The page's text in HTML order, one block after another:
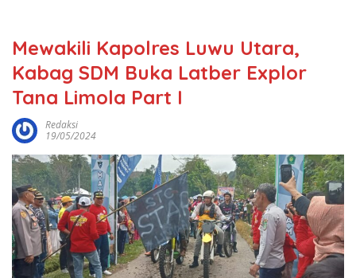
Mewakili Kapolres Luwu Utara,
Kabag SDM Buka Latber Explor
Tana Limola Part I
Redaksi
19/05/2024